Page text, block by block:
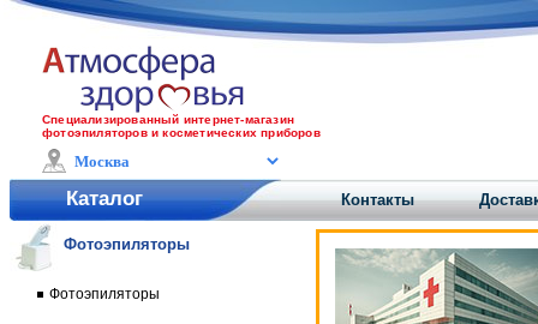
Специализированный интернет-магазин
фотоэпиляторов и косметических приборов
Каталог Контакты
Фотоэпиляторы
Фотоэпиляторы